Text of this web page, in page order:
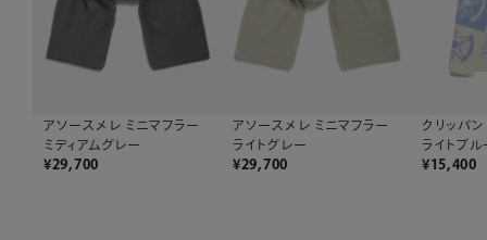
アソースメレ ミニマフラー
ミディアムグレー
¥29,700
アソースメレ ミニマフラー
ライトグレー
¥29,700
クリッパ
ライトブル
¥15,400